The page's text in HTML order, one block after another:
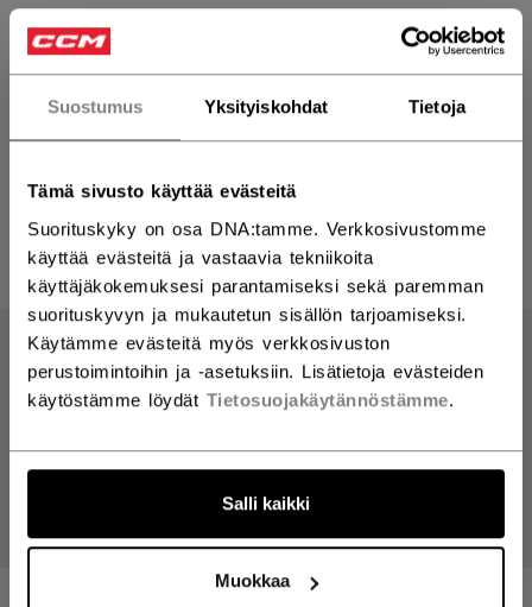
Suostumus Yksityiskohdat Tietoja
Tämä sivusto käyttää evästeitä
Suorituskyky on osa DNA:tamme. Verkkosivustomme
käyttää evästeitä ja vastaavia tekniikoita
käyttäjäkokemuksesi parantamiseksi sekä paremman
suorituskyvyn ja mukautetun sisällön tarjoamiseksi.
Käytämme evästeitä myös verkkosivuston
perustoimintoihin ja -asetuksiin. Lisätietoja evästeiden
käytöstämme löydät Tietosuojakäytännöstämme.
Salli kaikki
Muokkaa
TUOTTEET (4)